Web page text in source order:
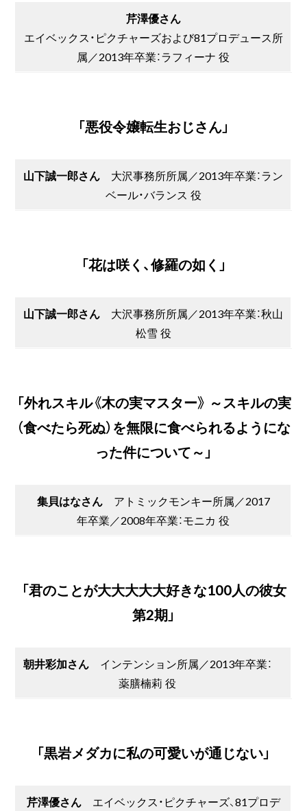
芹澤優さん
エイベックス・ピクチャーズおよび81プロデュース所
属／2013年卒業：ラフィーナ 役
「悪役令嬢転生おじさん」
山下誠一郎さん 大沢事務所所属／2013年卒業：ラン
ベール・バランス 役
「花は咲く、修羅の如く」
山下誠一郎さん 大沢事務所所属／2013年卒業：秋山
松雪 役
「外れスキル《木の実マスター》 ～スキルの実
（食べたら死ぬ）を無限に食べられるようにな
った件について～」
集貝はなさんアトミックモンキー所属／2017
年卒業／2008年卒業：モニカ 役
「君のことが大大大大大好きな100人の彼女
第2期」
朝井彩加さんインテンション所属／2013年卒業：
薬膳楠莉 役
「黒岩メダカに私の可愛いが通じない」
芹澤優さんエイベックス・ピクチャーズ、81プロデ